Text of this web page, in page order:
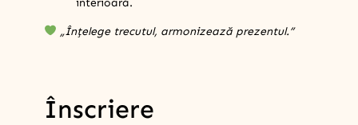
interioară.
„Înțelege trecutul, armonizează prezentul.”
Înscriere